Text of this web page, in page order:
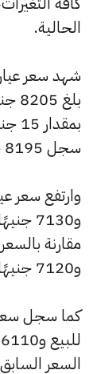
الحالية.
سجل 8195 جنيهًا للبيع و 8135 جنيهًا للشراء.
و7120 جنيهًا للشراء.